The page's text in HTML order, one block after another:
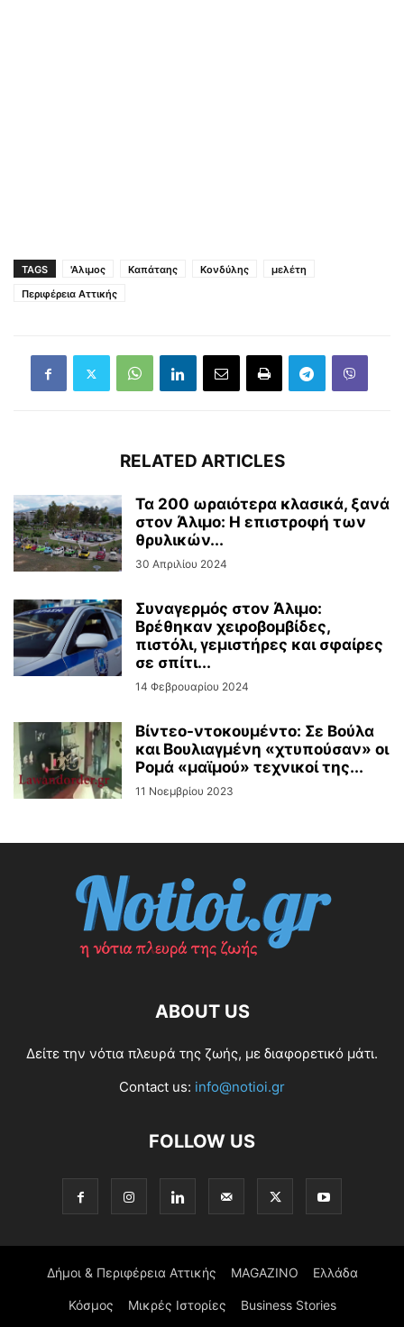
TAGS 'Αλιμος Καπάταης Κονδύλης
μελέτη
Περιφέρεια Αττικής
RELATED ARTICLES
Τα 200 ωραιότερα κλασικά, ξανά
στον Άλιμο: Η επιστροφή των
θρυλικών...
30 Απριλίου 2024
Συναγερμός στον Άλιμο:
Βρέθηκαν χειροβομβίδες,
πιστόλι, γεμιστήρες και σφαίρες
σε σπίτι...
14 Φεβρουαρίου 2024
Βίντεo-ντοκουμέντο: Σε Βούλα
και Βουλιαγμένη «χτυπούσαν» οι
Ρομά «μαϊμού» τεχνικοί της...
11 Νοεμβρίου 2023
ABOUT US
Δείτε την νότια πλευρά της ζωής, με διαφορετικό μάτι.
Contact us: info@notioi.gr
FOLLOW US
Δήμοι & Περιφέρεια Αττικής MAGAZINO Ελλάδα
Κόσμος Μικρές Ιστορίες Business Stories